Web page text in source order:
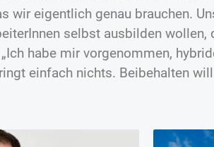
wir eigentlich genau brauchen.
selbst ausbilden wollen,
habe mir vorgenommen,
einfach nichts. Beibehalten